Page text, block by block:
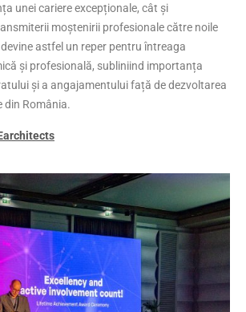
unei cariere excepționale, cât și
moștenirii profesionale către noile
astfel un reper pentru întreaga
și profesională, subliniind importanța
și a angajamentului față de dezvoltarea
România.